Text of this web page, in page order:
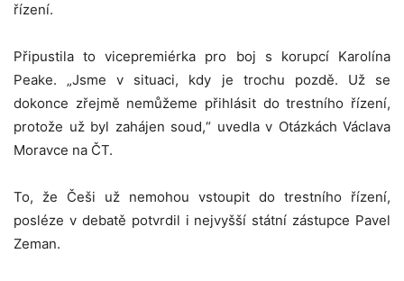
řízení.
Připustila to vicepremiérka pro boj s korupcí Karolína
Peake. „Jsme v situaci, kdy je trochu pozdě. Už se
dokonce zřejmě nemůžeme přihlásit do trestního řízení,
protože už byl zahájen soud,“ uvedla v Otázkách Václava
Moravce na ČT.
To, že Češi už nemohou vstoupit do trestního řízení,
posléze v debatě potvrdil i nejvyšší státní zástupce Pavel
Zeman.